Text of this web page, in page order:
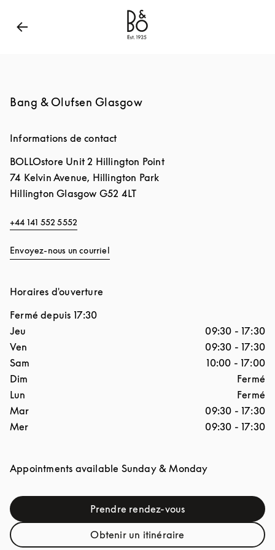
Bang & Olufsen - Exist to Create
Bang & Olufsen Glasgow
Informations de contact
BOLLOstore Unit 2 Hillington Point
74 Kelvin Avenue, Hillington Park
Hillington Glasgow G52 4LT
+44 141 552 5552
Envoyez-nous un courriel
Horaires d'ouverture
Fermé depuis 17:30
Jour de la semaine
Jeu 09:30 - 17:30
Ven
09:30 - 17:30
Sam
10:00 - 17:00
Dim
Fermé
Lun
Fermé
Mar
09:30 - 17:30
Mer
09:30 - 17:30
Appointments available Sunday & Monday
Prendre rendez-vousLink Opens in New Tab
Obtenir un itinéraireLink Opens in New Tab